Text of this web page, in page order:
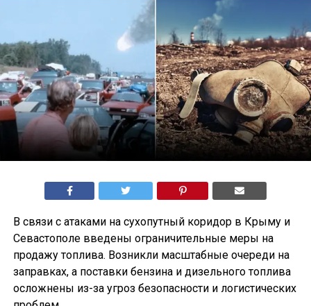
В связи с атаками на сухопутный коридор в Крыму и
Севастополе введены ограничительные меры на
продажу топлива. Возникли масштабные очереди на
заправках, а поставки бензина и дизельного топлива
осложнены из-за угроз безопасности и логистических